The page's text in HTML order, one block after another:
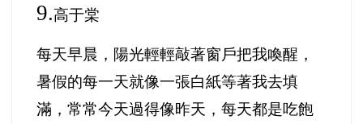
9.高于棠
每天早晨，陽光輕輕敲著窗戶把我喚醒，
暑假的每一天就像一張白紙等著我去填
滿，常常今天過得像昨天，每天都是吃飽